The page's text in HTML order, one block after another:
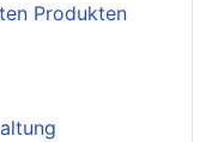
Produkten